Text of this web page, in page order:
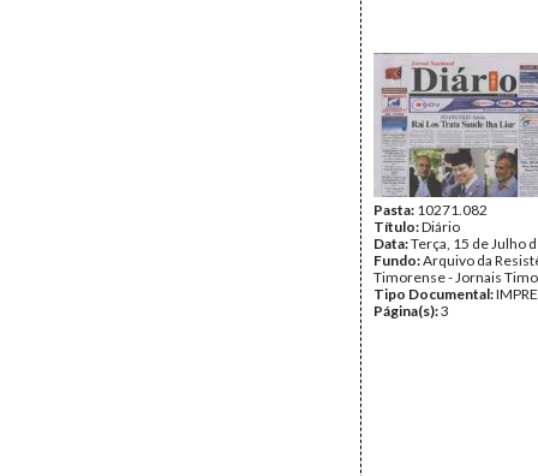
Pasta: 10271.082
Título:Diário
Data:Terça, 15 de Julho
Fundo:Arquivo da
Timorense - Jornais
Tipo Documental:
Página(s):3